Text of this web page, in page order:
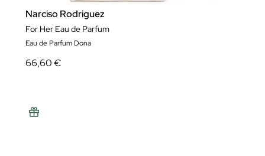
Narciso Rodriguez
For Her Eau de Parfum
Eau de Parfum Dona
66,60 €